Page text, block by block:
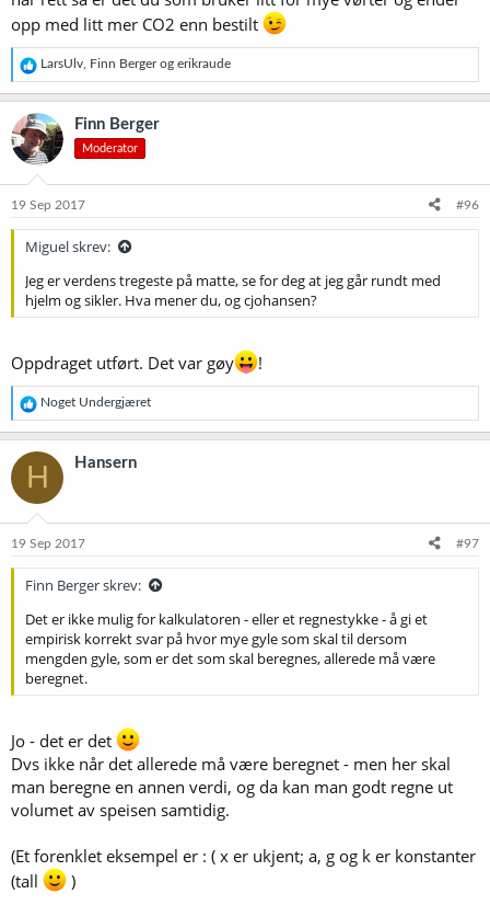
opp med litt mer CO2 enn bestilt
R
e
a
k
s
j
o
e
LarsUlv Finn Bergerog erikraude
Finn Berger
Moderator
19 Sep 2017 #96
Miguel skrev:
Jeg er verdens tregeste på matte, se for deg at jeg går rundt med
hjelm og sikler. Hva mener du, og cjohansen?
Oppdraget utført. Det var gøy !
R
e
a
k
o
e
Noget Undergjæret
H Hansern
19 Sep 2017 #97
Finn Berger skrev:
Det er ikke mulig for kalkulatoren - eller et regnestykke - å gi et
empirisk korrekt svar på hvor mye gyle som skal til dersom
mengden gyle, som er det som skal beregnes, allerede må være
beregnet.
Jo - det er det
Dvs ikke når det allerede må være beregnet - men her skal
man beregne en annen verdi, og da kan man godt regne ut
volumet av speisen samtidig.
(Et forenklet eksempel er : ( x er ukjent; a, g og k er konstanter
(tall
)